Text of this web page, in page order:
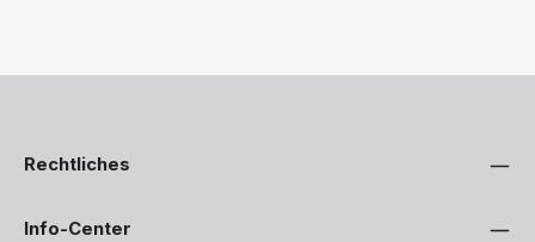
Rechtliches
Info-Center